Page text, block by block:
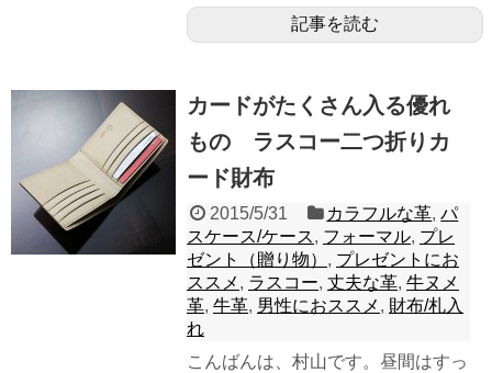
記事を読む
カードがたくさん入る優れ
もの ラスコー二つ折りカ
ード財布
2015/5/31 カラフルな革,パ
スケース/ケース, フォーマル, プレ
ゼント（贈り物） , プレゼントにお
ススメ , ラスコー, 丈夫な革, 牛ヌメ
革, 牛革, 男性におススメ , 財布/札入
れ
こんばんは、村山です。昼間はすっ